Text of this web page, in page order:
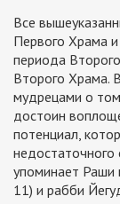
Все
Первого Храма и
периода
Второго Храма.
мудрецами о
достоин
потенциал,
упоминает Раши
11) и рабби